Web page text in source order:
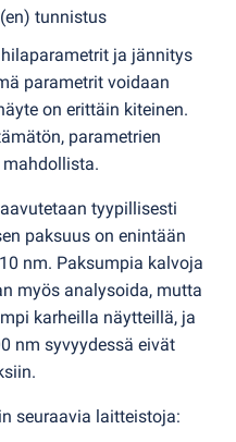
(en) tunnistus
ja jännitys
parametrit voidaan
on erittäin kiteinen.
parametrien
tyypillisesti
paksuus on enintään
nm. Paksumpia kalvoja
myös analysoida, mutta
karheilla näytteillä, ja
nm syvyydessä eivät
seuraavia laitteistoja: